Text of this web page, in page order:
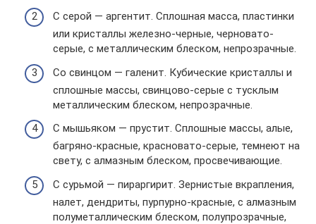
С серой — аргентит. Сплошная масса, пластинки
или кристаллы железно-черные, черновато-
серые, с металлическим блеском, непрозрачные.
Со свинцом — галенит. Кубические кристаллы и
сплошные массы, свинцово-серые с тусклым
металлическим блеском, непрозрачные.
С мышьяком — прустит. Сплошные массы, алые,
багряно-красные, красновато-серые, темнеют на
свету, с алмазным блеском, просвечивающие.
С сурьмой — пираргирит. Зернистые вкрапления,
налет, дендриты, пурпурно-красные, с алмазным
полуметаллическим блеском, полупрозрачные,